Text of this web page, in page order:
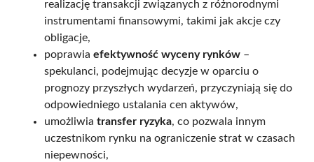
realizację transakcji związanych z różnorodnymi
instrumentami finansowymi, takimi jak akcje czy
obligacje,
poprawia efektywność wyceny rynków –
spekulanci, podejmując decyzje w oparciu o
prognozy przyszłych wydarzeń, przyczyniają się do
odpowiedniego ustalania cen aktywów,
umożliwia transfer ryzyka, co pozwala innym
uczestnikom rynku na ograniczenie strat w czasach
niepewności,